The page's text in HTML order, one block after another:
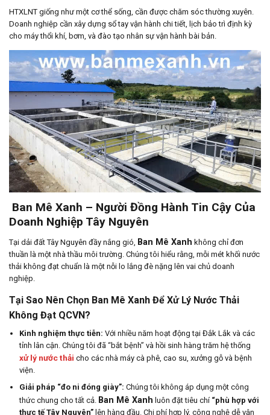
HTXLNT giống như một cơ thể sống, cần được chăm sóc thường xuyên.
Doanh nghiệp cần xây dựng sổ tay vận hành chi tiết, lịch bảo trì định kỳ
cho máy thổi khí, bơm, và đào tạo nhân sự vận hành bài bản.
Ban Mê Xanh – Người Đồng Hành Tin Cậy Của
Doanh Nghiệp Tây Nguyên
Tại dải đất Tây Nguyên đầy nắng gió, Ban Mê Xanh không chỉ đơn
thuần là một nhà thầu môi trường. Chúng tôi hiểu rằng, mỗi mét khối nước
thải không đạt chuẩn là một nỗi lo lắng đè nặng lên vai chủ doanh
nghiệp.
Tại Sao Nên Chọn Ban Mê Xanh Để Xử Lý Nước Thải
Không Đạt QCVN?
Kinh nghiệm thực tiễn: Với nhiều năm hoạt động tại Đắk Lắk và các
tỉnh lân cận. Chúng tôi đã “bắt bệnh” và hồi sinh hàng trăm hệ thống
xử lý nước thải cho các nhà máy cà phê, cao su, xưởng gỗ và bệnh
viện.
Giải pháp “đo ni đóng giày”: Chúng tôi không áp dụng một công
thức chung cho tất cả. Ban Mê Xanh luôn đặt tiêu chí “phù hợp với
thực tế Tây Nguyên”lên hàng đầu. Chi phí hợp lý, công nghệ dễ vận